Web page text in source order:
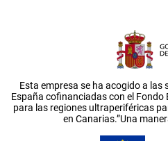
Esta empresa se ha acogido a las
España cofinanciadas con el Fondo
para las regiones ultraperiféricas
en Canarias.”Una